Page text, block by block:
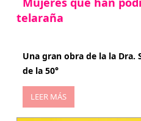
telaraña
Una gran obra de la la Dra.
de la 50°
LEER MÁS